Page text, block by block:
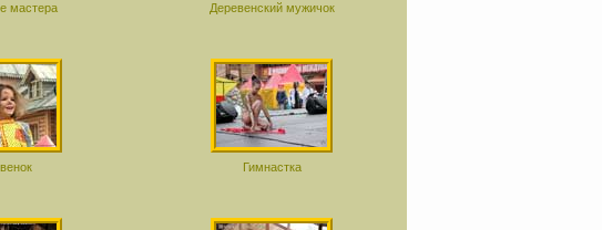
мастера Деревенский мужичок
Гимнастка